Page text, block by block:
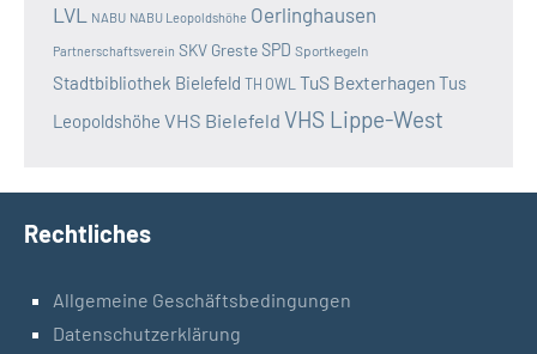
LVL NABU NABU Leopoldshöhe Oerlinghausen
Partnerschaftsverein SKV GresteSPD Sportkegeln
Stadtbibliothek Bielefeld TH OWL TuS BexterhagenTus
Leopoldshöhe VHS Bielefeld VHS Lippe-West
Rechtliches
Allgemeine Geschäftsbedingungen
Datenschutzerklärung